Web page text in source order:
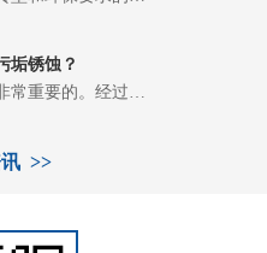
垢锈蚀？
常重要的。经过…
>>